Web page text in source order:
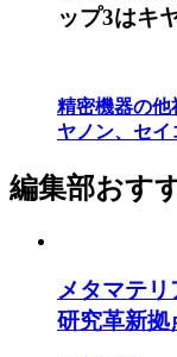
ップ3はキ
精密機器の
ヤノン、セ
編集部おす
メタマテ
研究革新拠